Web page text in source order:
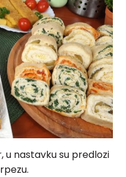
u nastavku su predlozi